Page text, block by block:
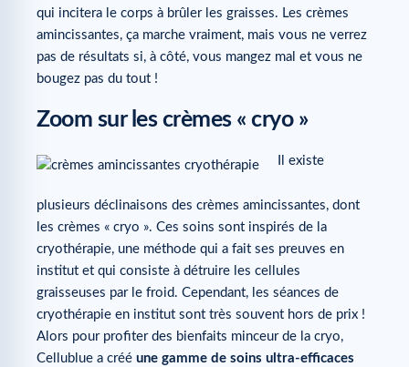
qui incitera le corps à brûler les graisses. Les crèmes
amincissantes, ça marche vraiment, mais vous ne verrez
pas de résultats si, à côté, vous mangez mal et vous ne
bougez pas du tout !
Zoom sur les crèmes « cryo »
Il existe
plusieurs déclinaisons des crèmes amincissantes, dont
les crèmes « cryo ». Ces soins sont inspirés de la
cryothérapie, une méthode qui a fait ses preuves en
institut et qui consiste à détruire les cellules
graisseuses par le froid. Cependant, les séances de
cryothérapie en institut sont très souvent hors de prix !
Alors pour profiter des bienfaits minceur de la cryo,
Cellublue a créé une gamme de soins ultra-efficaces